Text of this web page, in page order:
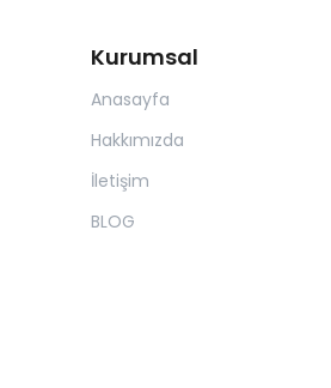
Kurumsal
Anasayfa
Hakkımızda
İletişim
BLOG